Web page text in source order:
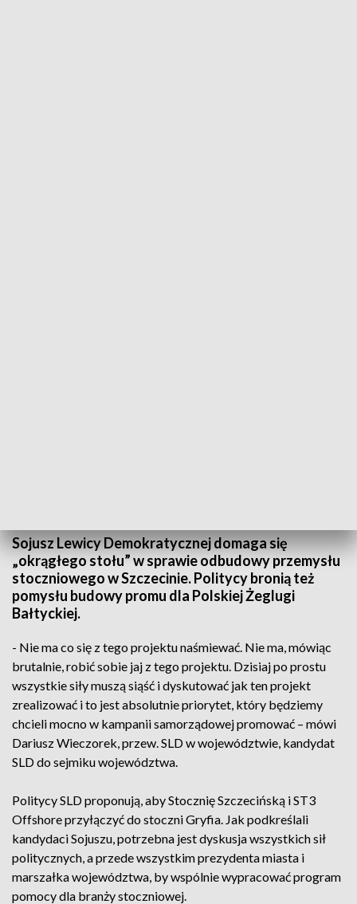
Sojusz Lewicy Demokratycznej domaga się
„okrągłego stołu” w sprawie odbudowy przemysłu
stoczniowego w Szczecinie. Politycy bronią też
pomysłu budowy promu dla Polskiej Żeglugi
Bałtyckiej.
- Nie ma co się z tego projektu naśmiewać. Nie ma, mówiąc
brutalnie, robić sobie jaj z tego projektu. Dzisiaj po prostu
wszystkie siły muszą siąść i dyskutować jak ten projekt
zrealizować i to jest absolutnie priorytet, który będziemy
chcieli mocno w kampanii samorządowej promować – mówi
Dariusz Wieczorek, przew. SLD w województwie, kandydat
SLD do sejmiku województwa.
Politycy SLD proponują, aby Stocznię Szczecińską i ST3
Offshore przyłączyć do stoczni Gryfia. Jak podkreślali
kandydaci Sojuszu, potrzebna jest dyskusja wszystkich sił
politycznych, a przede wszystkim prezydenta miasta i
marszałka województwa, by wspólnie wypracować program
pomocy dla branży stoczniowej.